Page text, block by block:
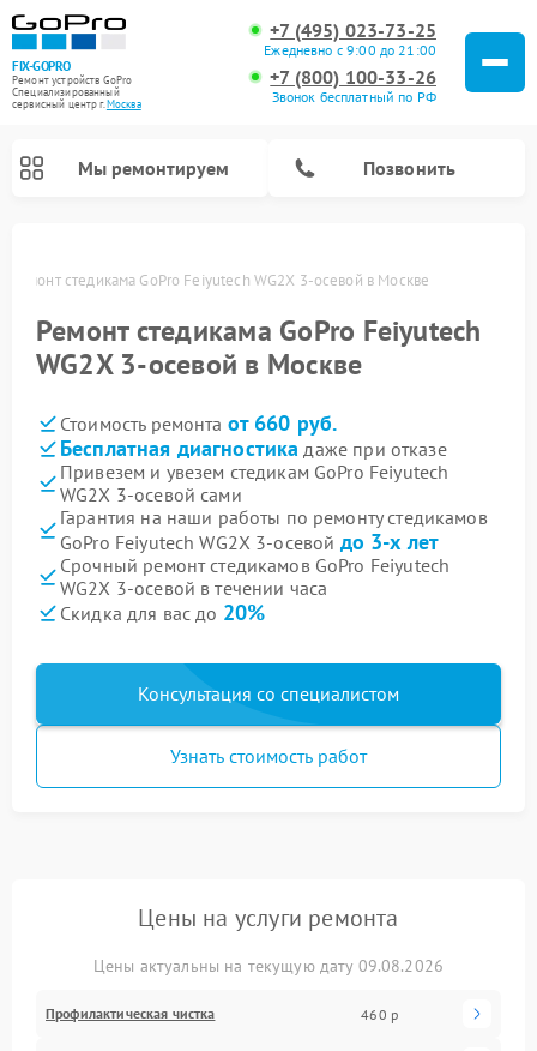
FIX-GOPRO
Ремонт устройств GoPro
Специализированный
cервисный центр г.Москва
+7 (495) 023-73-25
Ежедневно с 9:00 до 21:00
+7 (800) 100-33-26
Звонок бесплатный по РФ
Мы ремонтируем Позвонить
Ремонт стедикама GoPro Feiyutech WG2X 3-осевой в Москве
Ремонт стедикама GoPro Feiyutech
WG2X 3-осевой в Москве
Стоимость ремонта от 660 руб.
Бесплатная диагностика даже при отказе
Привезем и увезем стедикам GoPro Feiyutech
WG2X 3-осевой сами
Гарантия на наши работы по ремонту стедикамов
GoPro Feiyutech WG2X 3-осевой до 3-х лет
Срочный ремонт стедикамов GoPro Feiyutech
WG2X 3-осевой в течении часа
Скидка для вас до 20%
Консультация со специалистом
Узнать стоимость работ
Цены на услуги ремонта
Цены актуальны на текущую дату 09.08.2026
Профилактическая чистка 460 р